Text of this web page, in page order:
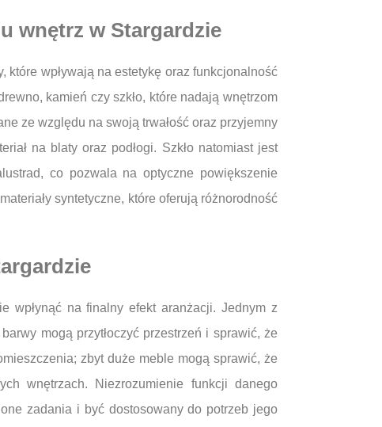
wnętrz w Stargardzie
wpływają na estetykę oraz funkcjonalność
kamień czy szkło, które nadają wnętrzom
ze względu na swoją trwałość oraz przyjemny
na blaty oraz podłogi. Szkło natomiast jest
co pozwala na optyczne powiększenie
syntetyczne, które oferują różnorodność
wpłynąć na finalny efekt aranżacji. Jednym z
mogą przytłoczyć przestrzeń i sprawić, że
zbyt duże meble mogą sprawić, że
wnętrzach. Niezrozumienie funkcji danego
zadania i być dostosowany do potrzeb jego